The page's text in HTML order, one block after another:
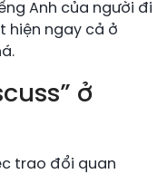
Anh của người đi
hiện ngay cả ở
ở
trao đổi quan